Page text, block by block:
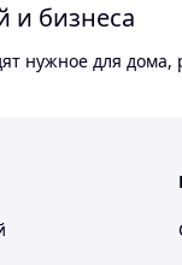
и бизнеса
нужное для